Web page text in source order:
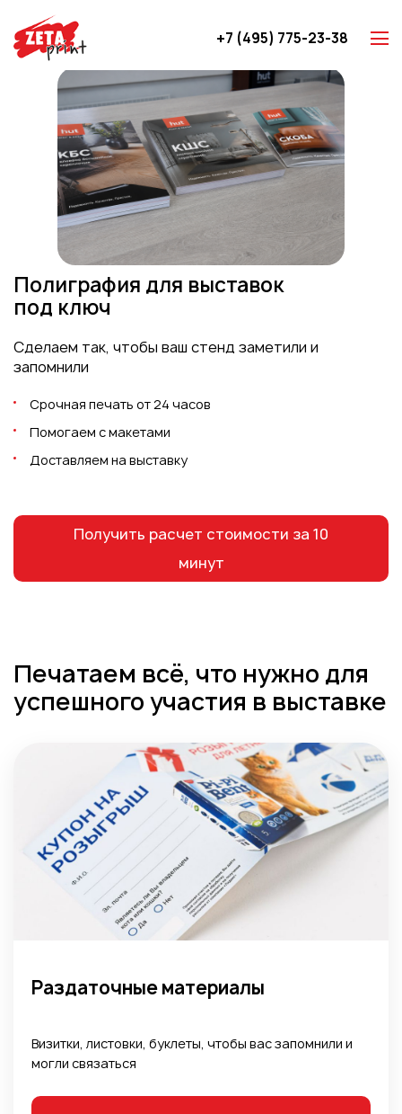
Z-карты
Брошюры
Буклеты
Игральные карты
Каталоги
Папки
Упаковка
Пакеты
Конверты
Журналы
под ключ
Полиграфия к выборам 2026
+7 (495) 775-23-38
Полиграфия для выставок
под ключ
Сделаем так, чтобы ваш стенд заметили и
запомнили
Срочная печать от 24 часов
Помогаем с макетами
Доставляем на выставку
Получить расчет стоимости за 10
минут
Печатаем всё, что нужно для
успешного участия в выставке
Раздаточные материалы
Визитки, листовки, буклеты, чтобы вас запомнили и
могли связаться